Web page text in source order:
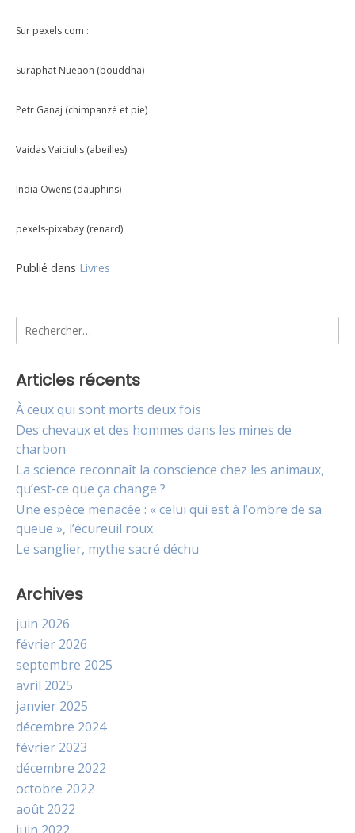
Sur pexels.com :
Suraphat Nueaon (bouddha)
Petr Ganaj (chimpanzé et pie)
Vaidas Vaiciulis (abeilles)
India Owens (dauphins)
pexels-pixabay (renard)
Publié dans Livres
de
l’article
Rechercher :
Articles récents
À ceux qui sont morts deux fois
Des chevaux et des hommes dans les mines de
charbon
La science reconnaît la conscience chez les animaux,
qu’est-ce que ça change ?
Une espèce menacée : « celui qui est à l’ombre de sa
queue », l’écureuil roux
Le sanglier, mythe sacré déchu
Archives
juin 2026
février 2026
septembre 2025
avril 2025
janvier 2025
décembre 2024
février 2023
décembre 2022
octobre 2022
août 2022